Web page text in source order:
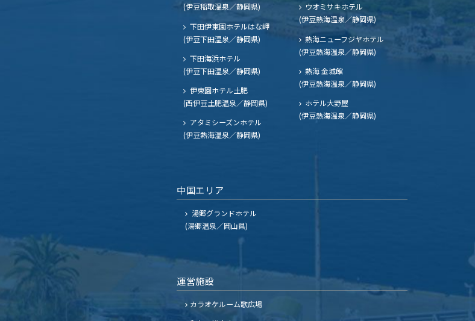
(伊豆稲取温泉／静岡県)
下田伊東園ホテルはな岬
(伊豆下田温泉／静岡県)
下田海浜ホテル
(伊豆下田温泉／静岡県)
伊東園ホテル土肥
(西伊豆土肥温泉／静岡県)
ウオミサキホテル
(伊豆熱海温泉／静岡県)
熱海ニューフジヤホテル
(伊豆熱海温泉／静岡県)
熱海 金城館
(伊豆熱海温泉／静岡県)
ホテル大野屋
(伊豆熱海温泉／静岡県)
アタミシーズンホテル
(伊豆熱海温泉／静岡県)
中国エリア
湯郷グランドホテル
(湯郷温泉／岡山県)
運営施設
カラオケルーム歌広場